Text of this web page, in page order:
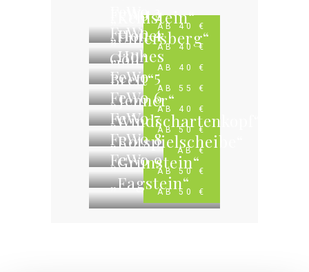
AB 40 €
„Kehlstein“
AB 40 €
FeWo 2
„Untersberg“
AB 40 €
FeWo 3
„Hoher
Göll“
AB 55 €
FeWo 4
„Hohes
Brett“
AB 40 €
FeWo 5
„Jenner“
AB 50 €
FeWo 6
„Windschartenkopf“
AB €
FeWo 7
„Rotspielscheibe“
AB 50 €
FeWo 8
„Grünstein“
AB 50 €
FeWo 9
„Fagstein“